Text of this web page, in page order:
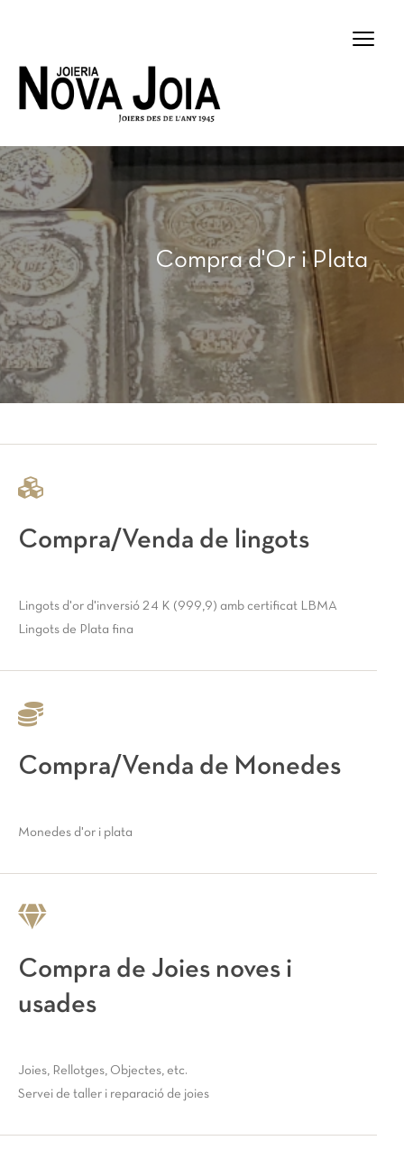
×
Compra d'Or i Plata
Compra/Venda de lingots
Lingots d'or d'inversió 24 K (999,9) amb certificat LBMA
Lingots de Plata fina
Compra/Venda de Monedes
Monedes d'or i plata
Compra de Joies noves i
usades
Joies, Rellotges, Objectes, etc.
Servei de taller i reparació de joies